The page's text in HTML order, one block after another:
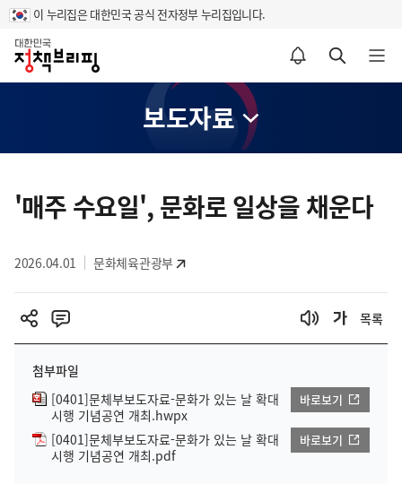
이 누리집은 대한민국 공식 전자정부 누리집입니다.
홈
알림설정 바로가기 검색 바로가기 메뉴 열기
보도자료
텐
역
'매주 수요일', 문화로 일상을 채운다
2026.04.01 문화체육관광부
목록
첨부파일
[0401]문체부보도자료-문화가 있는 날 확대
시행 기념공연 개최.hwpx
바로보기
[0401]문체부보도자료-문화가 있는 날 확대
시행 기념공연 개최.pdf
바로보기